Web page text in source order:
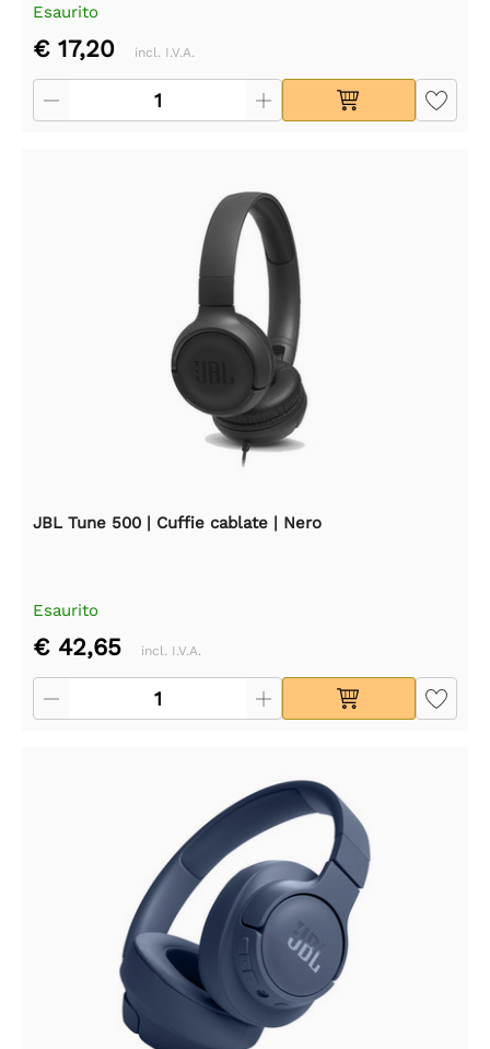
Esaurito
€ 17,20 incl. I.V.A.
JBL Tune 500 | Cuffie cablate | Nero
Esaurito
€ 42,65 incl. I.V.A.